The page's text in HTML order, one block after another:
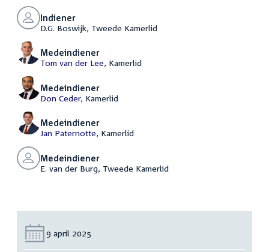
Indiener
D.G. Boswijk, Tweede Kamerlid
Medeindiener
Tom van der Lee, Kamerlid
Medeindiener
Don Ceder, Kamerlid
Medeindiener
Jan Paternotte, Kamerlid
Medeindiener
E. van der Burg, Tweede Kamerlid
Datum:
9 april 2025